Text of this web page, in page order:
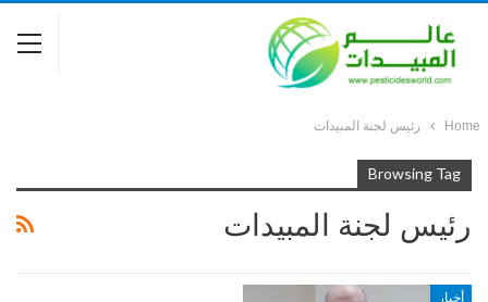
Home رئيس لجنة المبيدات
Browsing Tag
رئيس لجنة المبيدات
أخبار